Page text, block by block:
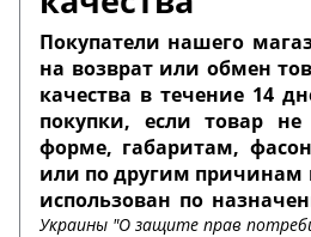
Покупатели нашего
на возврат или обмен
качества в течение 14
покупки, если товар не
форме, габаритам,
или по другим
использован по
Украины "О защите прав